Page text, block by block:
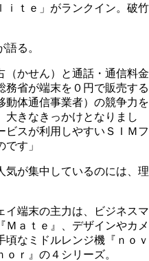
ｔｅ」がランクイン。破竹
る。
（かせん）と通話・通信料金
務省が端末を０円で販売する
動体通信事業者）の競争力を
大きなきっかけとなりまし
ビスが利用しやすいＳＩＭフ
す」
気が集中しているのには、理
イ端末の主力は、ビジネスマ
Ｍａｔｅ』、デザインやカメ
なミドルレンジ機『ｎｏｖ
ｒ』の４シリーズ。